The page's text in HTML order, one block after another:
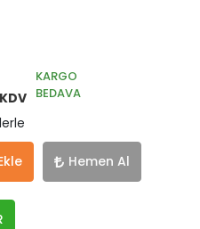
KARGO
BEDAVA
Hemen Al